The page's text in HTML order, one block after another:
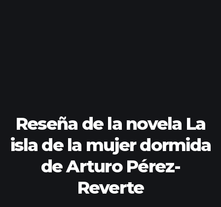
Reseña de la novela La
isla de la mujer dormida
de Arturo Pérez-
Reverte